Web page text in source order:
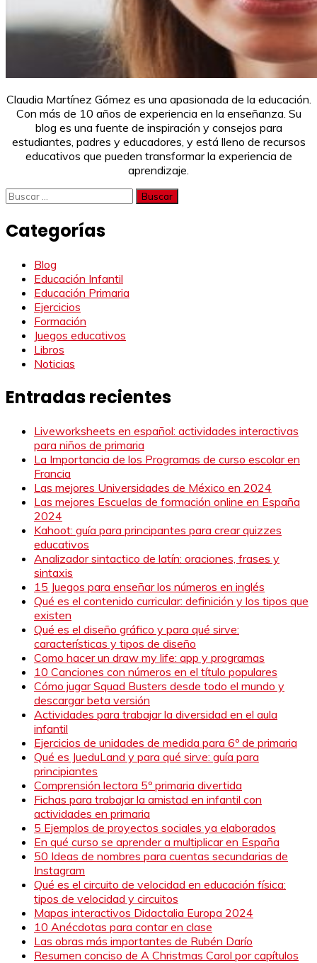
Claudia Martínez Gómez es una apasionada de la educación.
Con más de 10 años de experiencia en la enseñanza. Su
blog es una fuente de inspiración y consejos para
estudiantes, padres y educadores, y está lleno de recursos
educativos que pueden transformar la experiencia de
aprendizaje.
Buscar:
Categorías
Blog
Educación Infantil
Educación Primaria
Ejercicios
Formación
Juegos educativos
Libros
Noticias
Entradas recientes
Liveworksheets en español: actividades interactivas
para niños de primaria
La Importancia de los Programas de curso escolar en
Francia
Las mejores Universidades de México en 2024
Las mejores Escuelas de formación online en España
2024
Kahoot: guía para principantes para crear quizzes
educativos
Analizador sintactico de latín: oraciones, frases y
sintaxis
15 Juegos para enseñar los números en inglés
Qué es el contenido curricular: definición y los tipos que
existen
Qué es el diseño gráfico y para qué sirve:
características y tipos de diseño
Como hacer un draw my life: app y programas
10 Canciones con números en el título populares
Cómo jugar Squad Busters desde todo el mundo y
descargar beta versión
Actividades para trabajar la diversidad en el aula
infantil
Ejercicios de unidades de medida para 6º de primaria
Qué es JueduLand y para qué sirve: guía para
principiantes
Comprensión lectora 5º primaria divertida
Fichas para trabajar la amistad en infantil con
actividades en primaria
5 Ejemplos de proyectos sociales ya elaborados
En qué curso se aprender a multiplicar en España
50 Ideas de nombres para cuentas secundarias de
Instagram
Qué es el circuito de velocidad en educación física:
tipos de velocidad y circuitos
Mapas interactivos Didactalia Europa 2024
10 Anécdotas para contar en clase
Las obras más importantes de Rubén Darío
Resumen conciso de A Christmas Carol por capítulos